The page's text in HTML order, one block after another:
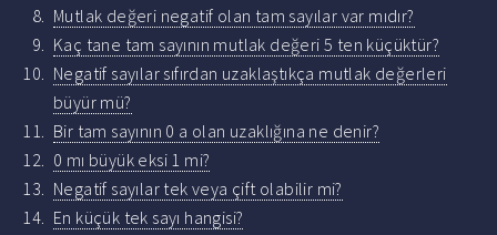
Mutlak değeri negatif olan tam sayılar var mıdır?
Kaç tane tam sayının mutlak değeri 5 ten küçüktür?
Negatif sayılar sıfırdan uzaklaştıkça mutlak değerleri
büyür mü?
Bir tam sayının 0 a olan uzaklığına ne denir?
0 mı büyük eksi 1 mi?
Negatif sayılar tek veya çift olabilir mi?
En küçük tek sayı hangisi?